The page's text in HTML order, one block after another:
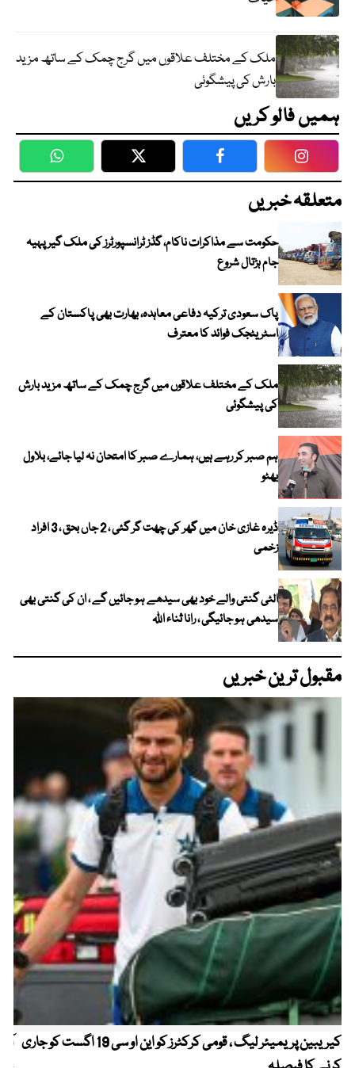
ملک کے مختلف علاقوں میں گرج چمک کے ساتھ مزید
بارش کی پیشگوئی
ہمیں فالو کریں
WhatsApp Twitter Facebook
متعلقہ خبریں
حکومت سے مذاکرات ناکام، گڈز ٹرانسپورٹرز کی ملک گیر پہیہ
جام ہڑتال شروع
پاک سعودی ترکیہ دفاعی معاہدہ، بھارت بھی پاکستان کے
اسٹریٹجک فوائد کا معترف
ملک کے مختلف علاقوں میں گرج چمک کے ساتھ مزید بارش
کی پیشگوئی
ہم صبر کر رہے ہیں، ہمارے صبر کا امتحان نہ لیا جائے، بلاول
بھٹو
ڈیرہ غازی خان میں گھر کی چھت گر گئی ، 2 جاں بحق ، 3 افراد
زخمی
الٹی گنتی والے خود بھی سیدھے ہو جائیں گے ، ان کی گنتی بھی
سیدھی ہو جائیگی ، رانا ثناء اللہ
مقبول ترین خبریں
کیریبین پریمیئر لیگ ، قومی کرکٹرز کو این او سی 19 اگست کو جاری